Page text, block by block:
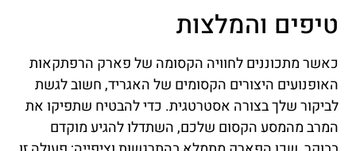
טיפים והמלצות
כאשר מתכוננים לחוויה הקסומה של פארק הרפתקאות
האופנועים היצורים הקסומים של האגריד, חשוב לגשת
לביקור שלך בצורה אסטרטגית. כדי להבטיח שתפיקו את
המרב מהמסע הקסום שלכם, השתדלו להגיע מוקדם